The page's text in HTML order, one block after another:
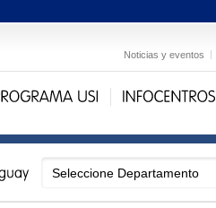
Noticias y eventos